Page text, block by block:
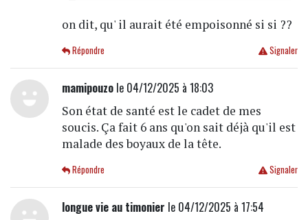
on dit, qu' il aurait été empoisonné si si ??
Signaler
Répondre
mamipouzole 04/12/2025 à 18:03
Son état de santé est le cadet de mes
soucis. Ça fait 6 ans qu'on sait déjà qu'il est
malade des boyaux de la tête.
Signaler
Répondre
longue vie au timonier le 04/12/2025 à 17:54